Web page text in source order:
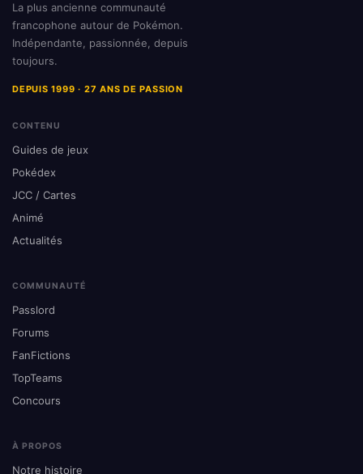
La plus ancienne communauté
francophone autour de Pokémon.
Indépendante, passionnée, depuis
toujours.
DEPUIS 1999 · 27 ANS DE PASSION
CONTENU
Guides de jeux
Pokédex
JCC / Cartes
Animé
Actualités
COMMUNAUTÉ
Passlord
Forums
FanFictions
TopTeams
Concours
À PROPOS
Notre histoire